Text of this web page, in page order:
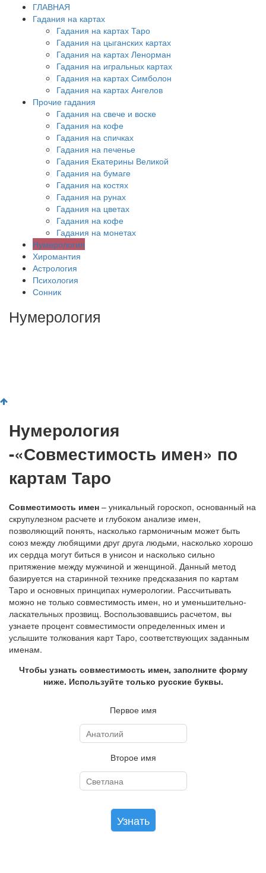
ГЛАВНАЯ
Гадания на картах
Гадания на картах Таро
Гадания на цыганских картах
Гадания на картах Ленорман
Гадания на игральных картах
Гадания на картах Симболон
Гадания на картах Ангелов
Прочие гадания
Гадания на свече и воске
Гадания на кофе
Гадания на спичках
Гадания на печенье
Гадания Екатерины Великой
Гадания на бумаге
Гадания на костях
Гадания на рунах
Гадания на цветах
Гадания на кофе
Гадания на монетах
Нумерология
Хиромантия
Астрология
Психология
Сонник
Нумерология
Нумерология
-«Совместимость имен» по
картам Таро
Совместимость имен – уникальный гороскоп, основанный на
скрупулезном расчете и глубоком анализе имен,
позволяющий понять, насколько гармоничным может быть
союз между любящими друг друга людьми, насколько хорошо
их сердца могут биться в унисон и насколько сильно
притяжение между мужчиной и женщиной. Данный метод
базируется на старинной технике предсказания по картам
Таро и основных принципах нумерологии. Рассчитывать
можно не только совместимость имен, но и уменьшительно-
ласкательных прозвищ. Воспользовавшись расчетом, вы
узнаете процент совместимости определенных имен и
услышите толкования карт Таро, соответствующих заданным
именам.
Чтобы узнать совместимость имен, заполните форму
ниже. Используйте только русские буквы.
Первое имя
Второе имя